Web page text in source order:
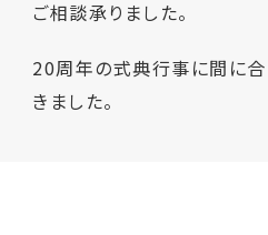
ご相談承りました。
20周年の式典行事に間に合
きました。